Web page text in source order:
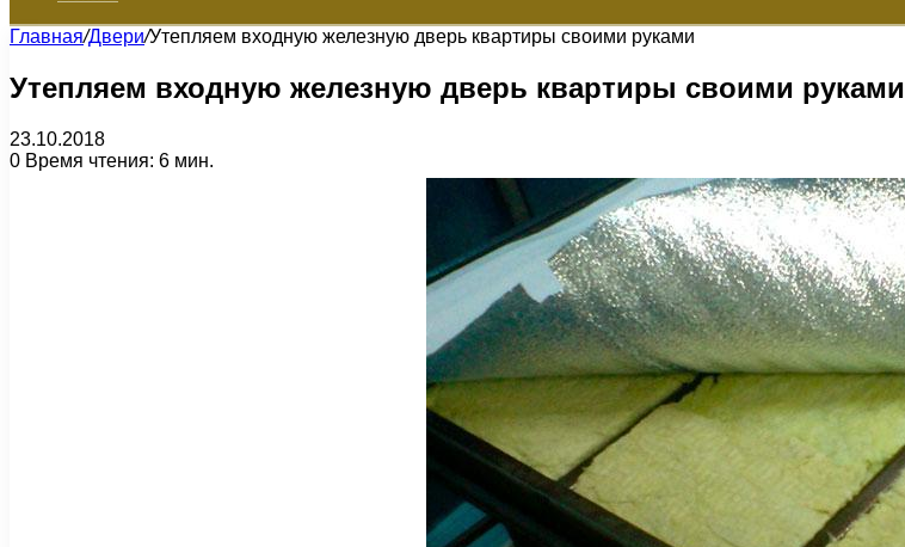
Главная/Двери/Утепляем входную железную дверь квартиры своими руками
Утепляем входную железную дверь квартиры своими руками
23.10.2018
0 Время чтения: 6 мин.